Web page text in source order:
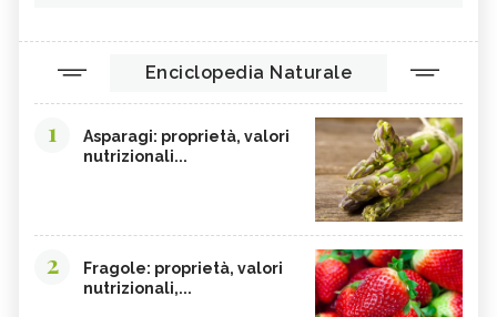
Enciclopedia Naturale
1
Asparagi: proprietà, valori
nutrizionali...
2
Fragole: proprietà, valori
nutrizionali,...